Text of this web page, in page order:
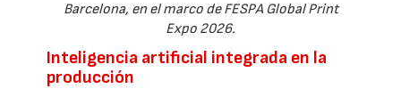
Barcelona, en el marco de FESPA Global Print
Expo 2026.
Inteligencia artificial integrada en la
producción